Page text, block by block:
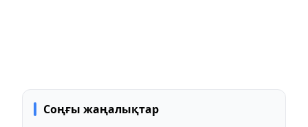
Соңғы жаңалықтар